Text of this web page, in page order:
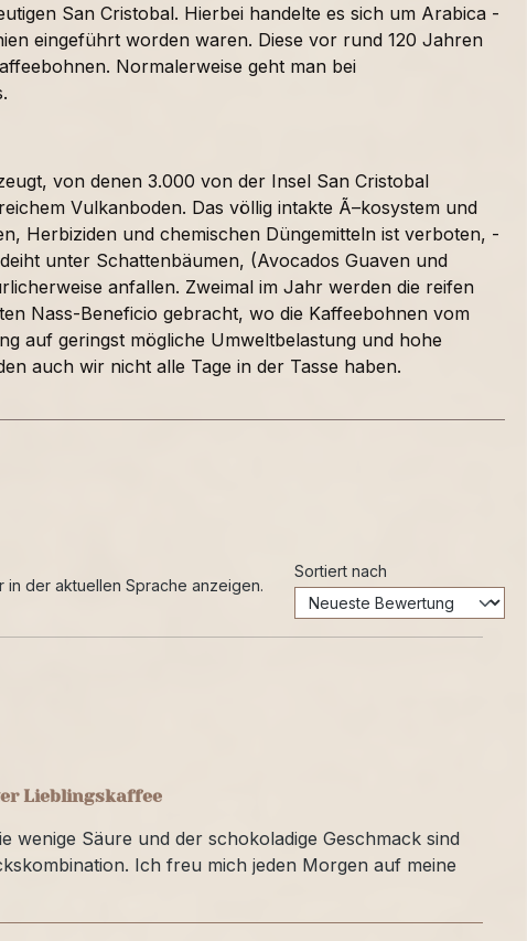
San Cristobal. Hierbei handelte es sich um Arabica -
eingeführt worden waren. Diese vor rund 120 Jahren
Normalerweise geht man bei
von denen 3.000 von der Insel San Cristobal
Vulkanboden. Das völlig intakte Ã–kosystem und
Herbiziden und chemischen Düngemitteln ist verboten, -
unter Schattenbäumen, (Avocados Guaven und
anfallen. Zweimal im Jahr werden die reifen
Nass-Beneficio gebracht, wo die Kaffeebohnen vom
auf geringst mögliche Umweltbelastung und hohe
auch wir nicht alle Tage in der Tasse haben.
in der aktuellen Sprache anzeigen.
Sortiert nach
Lieblingskaffee
wenige Säure und der schokoladige Geschmack sind
Ich freu mich jeden Morgen auf meine